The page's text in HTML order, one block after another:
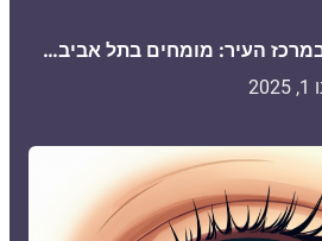
העיר: מומחים בתל אביב…